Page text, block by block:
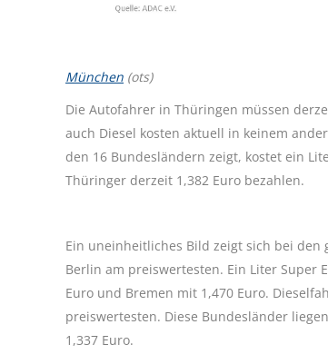
München (ots)
Die Autofahrer in Thüringen müssen
auch Diesel kosten aktuell in keinem
den 16 Bundesländern zeigt, kostet ein
Thüringer derzeit 1,382 Euro bezahlen.
Ein uneinheitliches Bild zeigt sich bei
Berlin am preiswertesten. Ein Liter Super
Euro und Bremen mit 1,470 Euro.
preiswertesten. Diese Bundesländer
1,337 Euro.